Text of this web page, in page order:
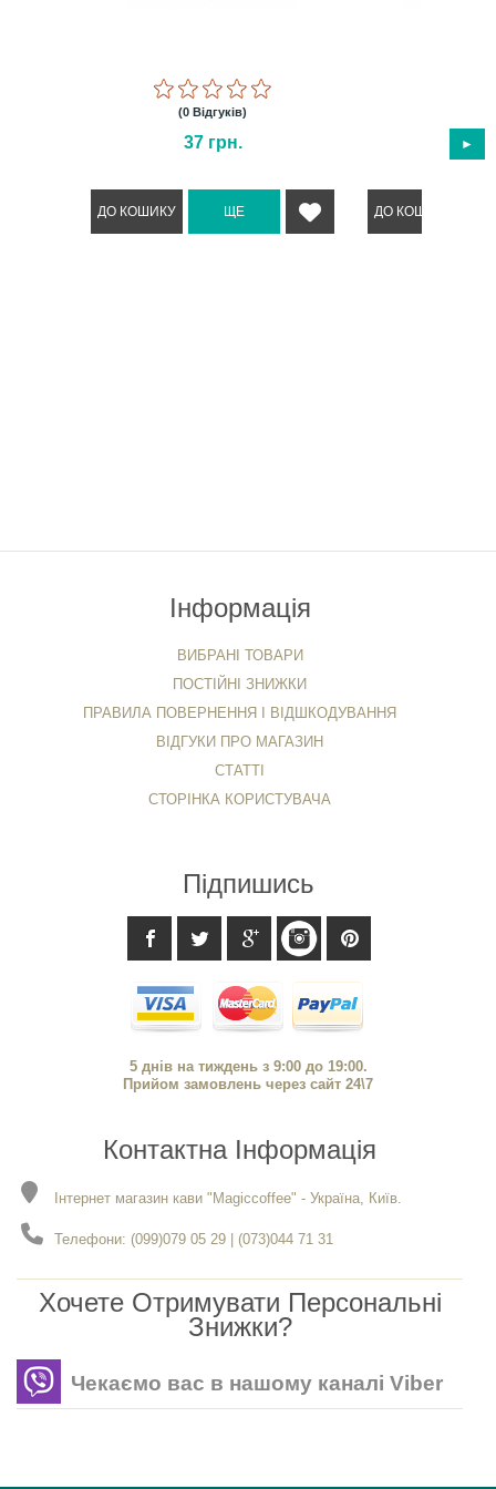
(0 Відгуків)
37 грн. 77
Інформація
ВИБРАНІ ТОВАРИ
ПОСТІЙНІ ЗНИЖКИ
ПРАВИЛА ПОВЕРНЕННЯ І ВІДШКОДУВАННЯ
ВІДГУКИ ПРО МАГАЗИН
СТАТТІ
СТОРІНКА КОРИСТУВАЧА
Підпишись
5 днів на тиждень з 9:00 до 19:00.
Прийом замовлень через сайт 24\7
Контактна Інформація
Інтернет магазин кави "Magiccoffee" - Україна, Київ.
Телефони: (099)079 05 29 | (073)044 71 31
Хочете Отримувати Персональні
Знижки?
Чекаємо вас в нашому каналі Viber